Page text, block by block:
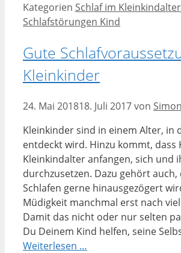
Kategorien Schlaf im Kleinkindalter
Schlafstörungen Kind
Gute
Kleinkinder
24. Mai 201818. Juli 2017von
Kleinkinder sind in einem Alter, in
entdeckt wird. Hinzu kommt, dass
Kleinkindalter anfangen, sich und
durchzusetzen. Dazu gehört auch,
Schlafen gerne hinausgezögert
Müdigkeit manchmal erst nach
Damit das nicht oder nur selten
Du Deinem Kind helfen, seine
Weiterlesen …